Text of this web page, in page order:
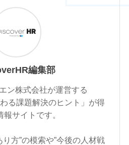
編集部
ン株式会社が運営する
る課題解決のヒント」が得
報サイトです。
方”の模索や”今後の人材戦